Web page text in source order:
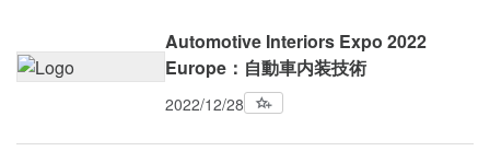
Automotive Interiors Expo 2022
Europe：自動車内装技術
2022/12/28